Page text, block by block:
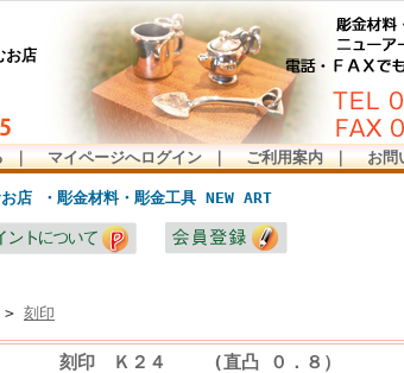
お店
｜ マイページへログイン｜ ご利用案内｜ お問
店 ・彫金材料・彫金工具 NEW ART
> 刻印
刻印 Ｋ２４ (直凸 ０．８）